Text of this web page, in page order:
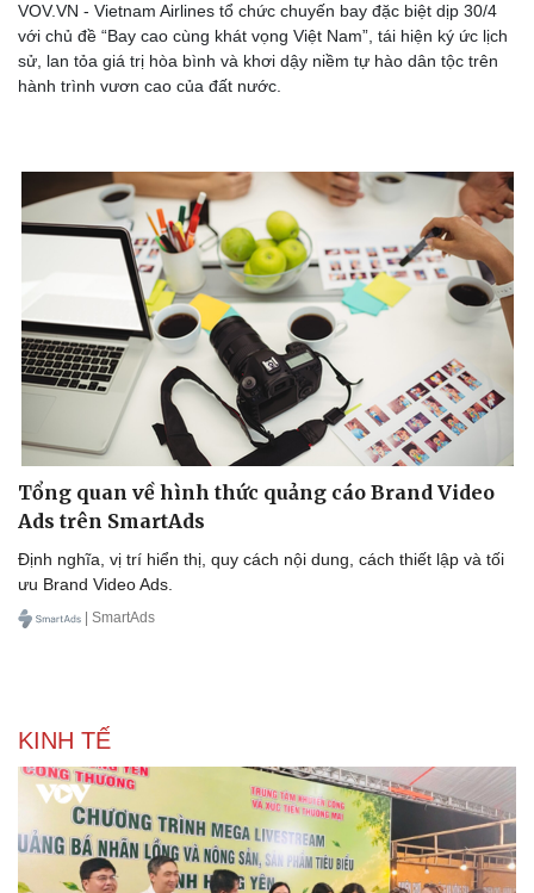
Nhi khoa
Nam khoa
Làm đẹp - giảm cân
Phòng mạch online
VOV.VN - Vietnam Airlines tổ chức chuyến bay đặc biệt dịp 30/4
với chủ đề “Bay cao cùng khát vọng Việt Nam”, tái hiện ký ức lịch
sử, lan tỏa giá trị hòa bình và khơi dậy niềm tự hào dân tộc trên
hành trình vươn cao của đất nước.
Tổng quan về hình thức quảng cáo Brand Video
Ads trên SmartAds
Định nghĩa, vị trí hiển thị, quy cách nội dung, cách thiết lập và tối
ưu Brand Video Ads.
| SmartAds
KINH TẾ